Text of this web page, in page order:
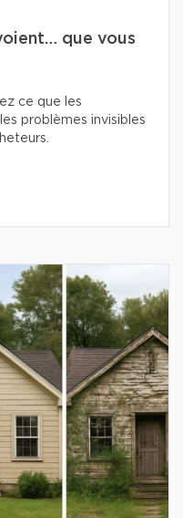
que vous
ce que les
problèmes invisibles